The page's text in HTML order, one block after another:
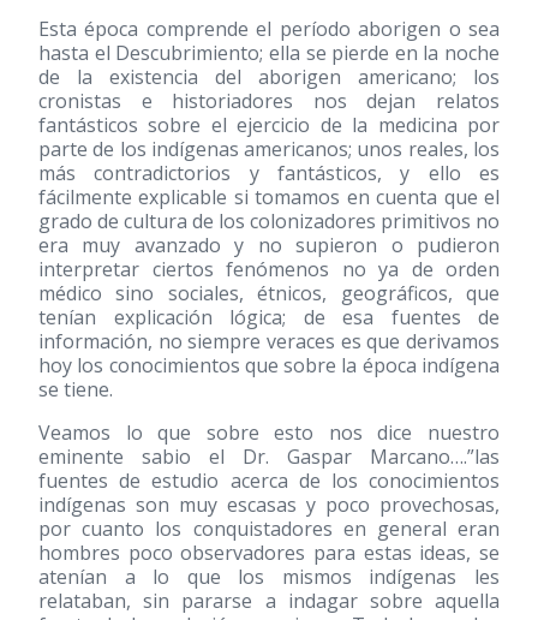
Esta época comprende el período aborigen o sea
hasta el Descubrimiento; ella se pierde en la noche
de la existencia del aborigen americano; los
cronistas e historiadores nos dejan relatos
fantásticos sobre el ejercicio de la medicina por
parte de los indígenas americanos; unos reales, los
más contradictorios y fantásticos, y ello es
fácilmente explicable si tomamos en cuenta que el
grado de cultura de los colonizadores primitivos no
era muy avanzado y no supieron o pudieron
interpretar ciertos fenómenos no ya de orden
médico sino sociales, étnicos, geográficos, que
tenían explicación lógica; de esa fuentes de
información, no siempre veraces es que derivamos
hoy los conocimientos que sobre la época indígena
se tiene.
Veamos lo que sobre esto nos dice nuestro
eminente sabio el Dr. Gaspar Marcano….”las
fuentes de estudio acerca de los conocimientos
indígenas son muy escasas y poco provechosas,
por cuanto los conquistadores en general eran
hombres poco observadores para estas ideas, se
atenían a lo que los mismos indígenas les
relataban, sin pararse a indagar sobre aquella